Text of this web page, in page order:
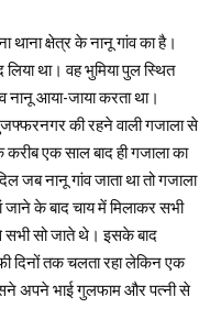
थाना क्षेत्र के नानू गांव का है।
था। वह भुमिया पुल स्थित
आया-जाया करता था।
की रहने वाली गजाला से
एक साल बाद ही गजाला का
नानू गांव जाता था तो गजाला
जाने के बाद चाय में मिलाकर सभी
सभी सो जाते थे। इसके बाद
दिनों तक चलता रहा लेकिन एक
अपने भाई गुलफाम और पत्नी से